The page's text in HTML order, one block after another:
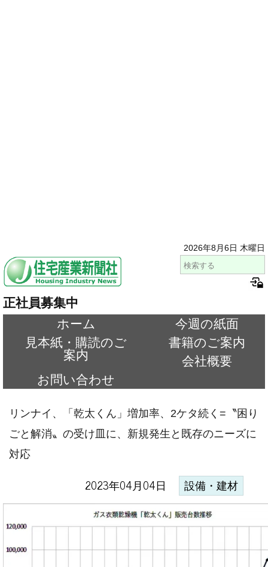
2026年8月6日 木曜日
正社員募集中
ホーム
今週の紙面
見本紙・購読のご
案内
書籍のご案内
会社概要
お問い合わせ
リンナイ、「乾太くん」増加率、2ケタ続く=〝困り
ごと解消〟の受け皿に、新規発生と既存のニーズに
対応
2023年04月04日 設備・建材